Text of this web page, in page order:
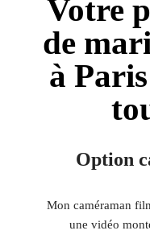
Votre
de
à
Option
Mon caméraman
une vidéo